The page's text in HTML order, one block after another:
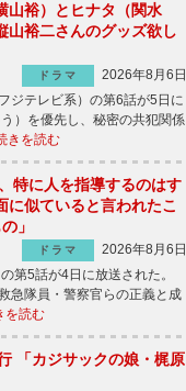
山裕）とヒナタ（関水
山裕二さんのグッズ欲し
ドラマ
2026年8月6日
ジテレビ系）の第6話が5日に
）を優先し、秘密の共犯関係
きを読む
特に人を指導するのはす
に似ていると言われたこ
」
ドラマ
2026年8月6日
第5話が4日に放送された。
急隊員・警察官らの正義と成
を読む
「カジサックの娘・梶原